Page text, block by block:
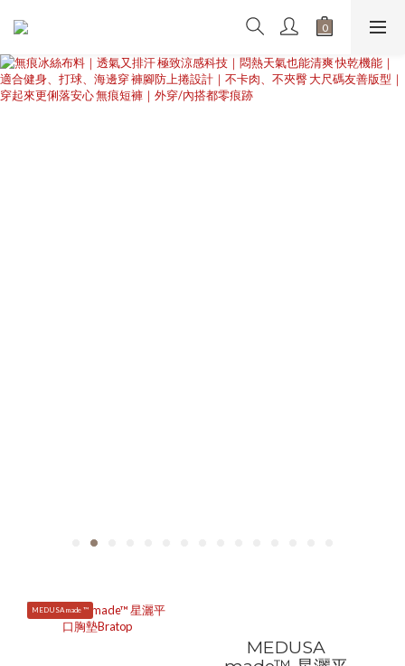
MEDUSA made ™
MEDUSA